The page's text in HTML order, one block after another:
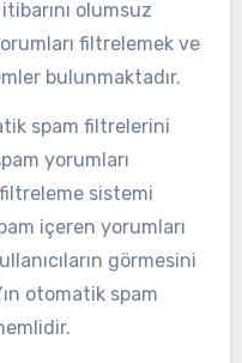
olumsuz
filtrelemek ve
bulunmaktadır.
spam filtrelerini
yorumları
sistemi
içeren yorumları
görmesini
otomatik spam